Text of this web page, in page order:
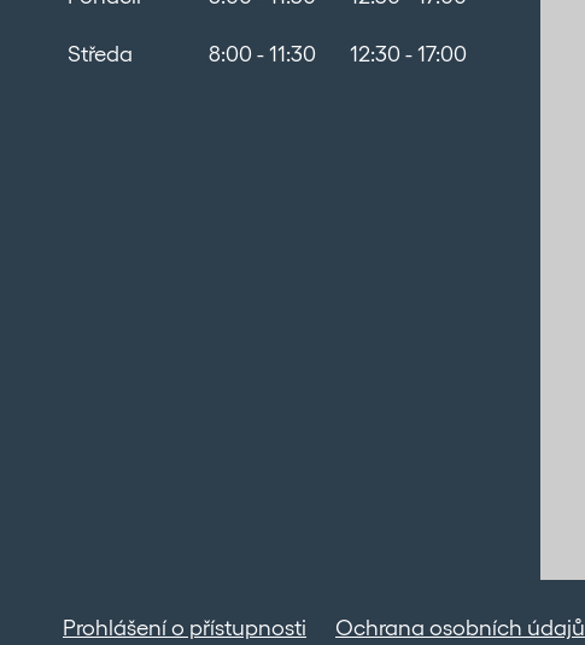
Středa 8:00 - 11:30 12:30 - 17:00
Prohlášení o přístupnosti Ochrana osobních údajů